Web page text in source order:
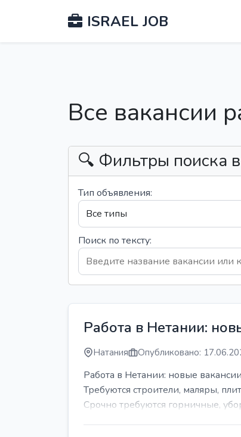
ISRAEL JOB
Все вакансии
🔍 Фильтры поиска
Тип объявления:
Поиск по тексту:
Работа в Нетании:
Натания Опубликовано:
Работа в Нетании: новые
Требуются строители, маляры,
Срочно требуются горничные,